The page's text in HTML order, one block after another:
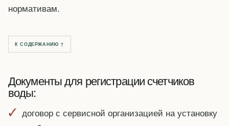
нормативам.
К СОДЕРЖАНИЮ ↑
Документы для регистрации счетчиков
воды:
договор с сервисной организацией на установку